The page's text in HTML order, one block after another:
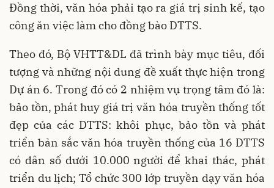
Đồng thời, văn hóa phải tạo ra giá trị sinh kế, tạo
công ăn việc làm cho đồng bào DTTS.
Theo đó, Bộ VHTT&DL đã trình bày mục tiêu, đối
tượng và những nội dung đề xuất thực hiện trong
Dự án 6. Trong đó có 2 nhiệm vụ trọng tâm đó là:
bảo tồn, phát huy giá trị văn hóa truyền thống tốt
đẹp của các DTTS: khôi phục, bảo tồn và phát
triển bản sắc văn hóa truyền thống của 16 DTTS
có dân số dưới 10.000 người để khai thác, phát
triển du lịch; Tổ chức 300 lớp truyền dạy văn hóa